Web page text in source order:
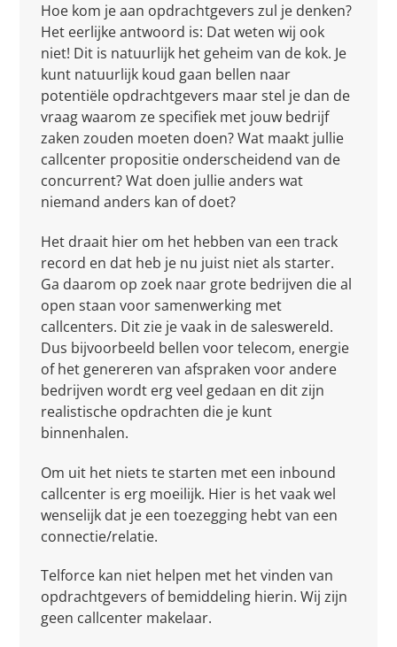
Hoe kom je aan opdrachtgevers zul je denken?
Het eerlijke antwoord is: Dat weten wij ook
niet! Dit is natuurlijk het geheim van de kok. Je
kunt natuurlijk koud gaan bellen naar
potentiële opdrachtgevers maar stel je dan de
vraag waarom ze specifiek met jouw bedrijf
zaken zouden moeten doen? Wat maakt jullie
callcenter propositie onderscheidend van de
concurrent? Wat doen jullie anders wat
niemand anders kan of doet?
Het draait hier om het hebben van een track
record en dat heb je nu juist niet als starter.
Ga daarom op zoek naar grote bedrijven die al
open staan voor samenwerking met
callcenters. Dit zie je vaak in de saleswereld.
Dus bijvoorbeeld bellen voor telecom, energie
of het genereren van afspraken voor andere
bedrijven wordt erg veel gedaan en dit zijn
realistische opdrachten die je kunt
binnenhalen.
Om uit het niets te starten met een inbound
callcenter is erg moeilijk. Hier is het vaak wel
wenselijk dat je een toezegging hebt van een
connectie/relatie.
Telforce kan niet helpen met het vinden van
opdrachtgevers of bemiddeling hierin. Wij zijn
geen callcenter makelaar.